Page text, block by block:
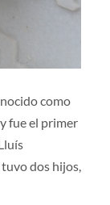
como
fue el primer
dos hijos,